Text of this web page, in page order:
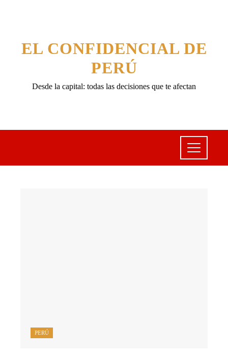
EL CONFIDENCIAL DE
PERÚ
Desde la capital: todas las decisiones que te afectan
PERÚ